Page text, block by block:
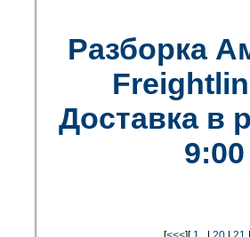
Разборка
Доставка в